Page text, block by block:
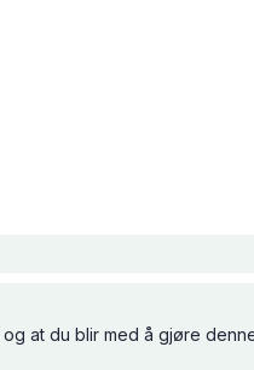
at du blir med å gjøre